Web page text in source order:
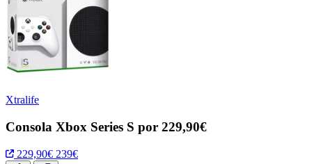
Xtralife
Consola Xbox Series S por 229,90€
229,90€ 239€